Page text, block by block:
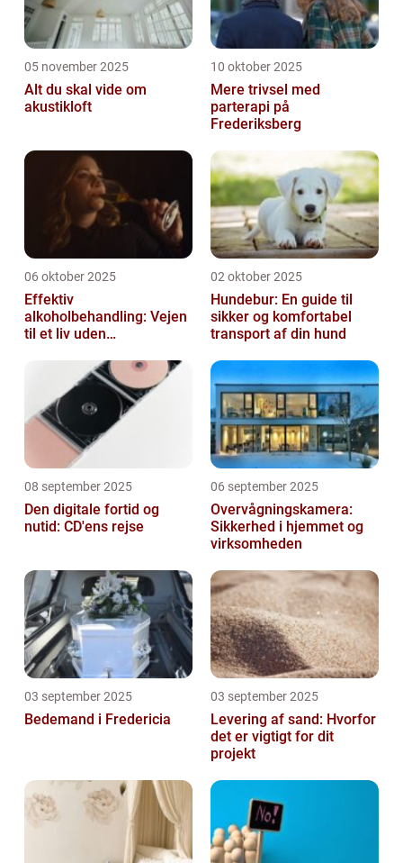
05 november 2025
Alt du skal vide om
akustikloft
10 oktober 2025
Mere trivsel med
parterapi på
Frederiksberg
06 oktober 2025
Effektiv
alkoholbehandling: Vejen
til et liv uden
02 oktober 2025
Hundebur: En guide til
sikker og komfortabel
transport af din hund
08 september 2025
Den digitale fortid og
nutid: CD'ens rejse
06 september 2025
Overvågningskamera:
Sikkerhed i hjemmet og
virksomheden
03 september 2025
Bedemand i Fredericia
03 september 2025
Levering af sand: Hvorfor
det er vigtigt for dit
projekt